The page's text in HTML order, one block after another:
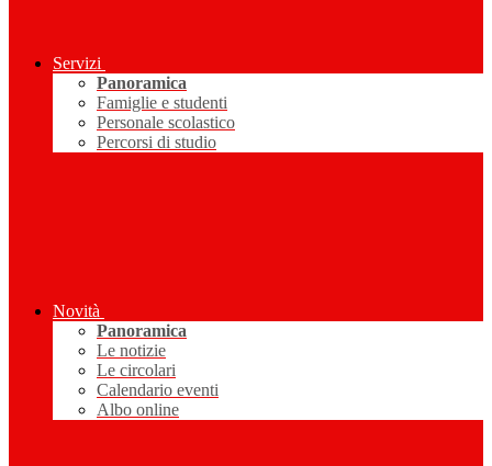
Servizi
Panoramica
Famiglie e studenti
Personale scolastico
Percorsi di studio
Novità
Panoramica
Le notizie
Le circolari
Calendario eventi
Albo online